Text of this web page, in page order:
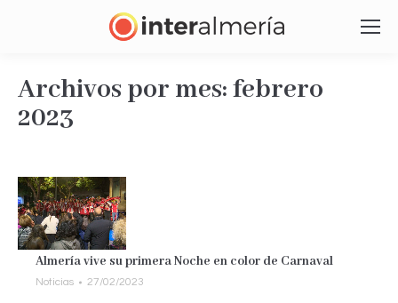
Archivos por mes:febrero
2023
Almería vive su primera Noche en color de Carnaval
Noticias 27/02/2023